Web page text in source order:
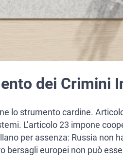
dei Crimini
lo strumento cardine.
L’articolo 23 impone
per assenza: Russia non
europei non può